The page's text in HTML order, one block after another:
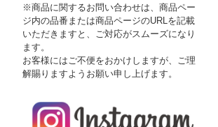
※商品に関するお問い合わせは、商品ペー
ジ内の品番または商品ページのURLを記載
いただきますと、ご対応がスムーズになり
ます。
お客様にはご不便をおかけしますが、ご理
解賜りますようお願い申し上げます。